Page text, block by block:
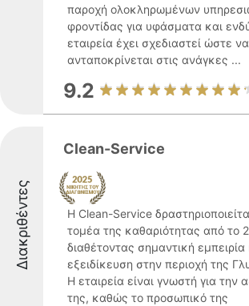
παροχή ολοκληρωμένων
φροντίδας για υφάσματα και
εταιρεία έχει σχεδιαστεί ώστε να
ανταποκρίνεται στις ανάγκες ...
9.2
Διακριθέντες
Clean-Service
Η Clean-Service
τομέα της καθαριότητας από το
διαθέτοντας σημαντική εμπειρία
εξειδίκευση στην περιοχή της
Η εταιρεία είναι γνωστή για την
της, καθώς το προσωπικό της